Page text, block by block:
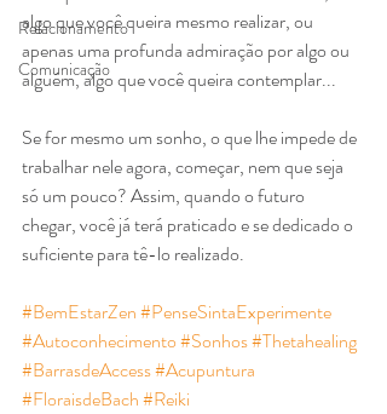
Relacionamento
Comunicação
algo que você queira mesmo realizar, ou
apenas uma profunda admiração por algo ou
alguém, algo que você queira contemplar...
Se for mesmo um sonho, o que lhe impede de
trabalhar nele agora, começar, nem que seja
só um pouco? Assim, quando o futuro
chegar, você já terá praticado e se dedicado o
suficiente para tê-lo realizado.
#BemEstarZen#PenseSintaExperimente
#Autoconhecimento#Sonhos#Thetahealing
#BarrasdeAccess#Acupuntura
#FloraisdeBach#Reiki